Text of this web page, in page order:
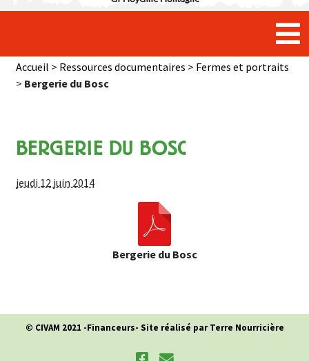
Accueil > Ressources documentaires > Fermes et portraits
> Bergerie du Bosc
BERGERIE DU BOSC
jeudi 12 juin 2014
Bergerie du Bosc
© CIVAM 2021 -Financeurs- Site réalisé par Terre Nourricière